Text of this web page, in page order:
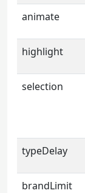
animate
highlight
selection
typeDelay
brandLimit